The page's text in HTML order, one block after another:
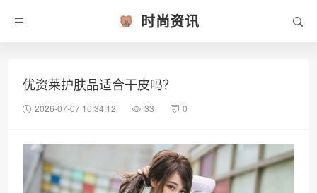
时尚资讯
优资莱护肤品适合干皮吗？
2026-07-07 10:34:12 33 0